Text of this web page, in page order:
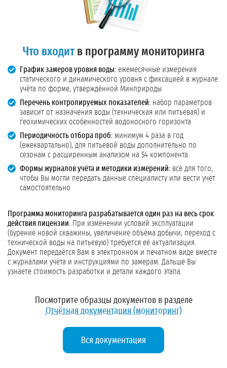
Что входитв программу мониторинга
График замеров уровня воды: ежемесячные измерения
статического и динамического уровня с фиксацией в журнале
учёта по форме, утверждённой Минприроды
Перечень контролируемых показателей: набор параметров
зависит от назначения воды (техническая или питьевая) и
геохимических особенностей водоносного горизонта
Периодичность отбора проб: минимум 4 раза в год
(ежеквартально), для питьевой воды дополнительно по
сезонам с расширенным анализом на 54 компонента
Формы журналов учёта и методики измерений: всё для того,
чтобы Вы могли передать данные специалисту или вести учёт
самостоятельно
Программа мониторинга разрабатывается один раз на весь срок
действия лицензии.
При изменении условий эксплуатации
(бурение новой скважины, увеличение объёма добычи, переход с
технической воды на питьевую) требуется её актуализация.
Документ передаётся Вам в электронном и печатном виде вместе
с журналами учёта и инструкциями по замерам. Дальше Вы
узнаете стоимость разработки и детали каждого этапа.
Посмотрите образцы документов в разделе
Отчётная документация (мониторинг)
Вся документация